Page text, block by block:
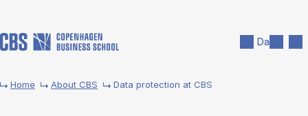
Da
Home About CBS Data pro­tec­tion at CBS